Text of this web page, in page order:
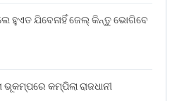
ହୁଏତ ଯିବେନାହିଁ ଜେଲ୍ କିନ୍ତୁ ଭୋଗିବେ
ଭୂକମ୍ପରେ କମ୍ପିଲା ରାଜଧାନୀ